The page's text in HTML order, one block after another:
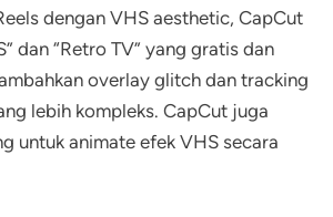
dengan VHS aesthetic, CapCut
dan “Retro TV” yang gratis dan
overlay glitch dan tracking
lebih kompleks. CapCut juga
untuk animate efek VHS secara